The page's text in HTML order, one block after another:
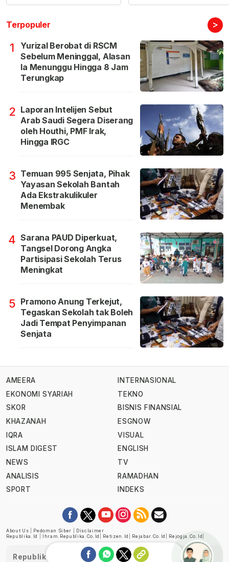
Terpopuler >
1
Yurizal Berobat di RSCM
Sebelum Meninggal, Alasan
Ia Menunggu Hingga 8 Jam
Terungkap
2 Laporan Intelijen Sebut
Arab Saudi Segera Diserang
oleh Houthi, PMF Irak,
Hingga IRGC
3 Temuan 995 Senjata, Pihak
Yayasan Sekolah Bantah
Ada Ekstrakulikuler
Menembak
4 Sarana PAUD Diperkuat,
Tangsel Dorong Angka
Partisipasi Sekolah Terus
Meningkat
5 Pramono Anung Terkejut,
Tegaskan Sekolah tak Boleh
Jadi Tempat Penyimpanan
Senjata
AMEERA
EKONOMI SYARIAH
SKOR
KHAZANAH
IQRA
ISLAM DIGEST
NEWS
ANALISIS
SPORT
INTERNASIONAL
TEKNO
BISNIS FINANSIAL
ESGNOW
VISUAL
ENGLISH
TV
RAMADHAN
INDEKS
About Us Pedoman Siber
Disclaimer
Republika.id
Ihram.republika.co.id Retizen.id Rejabar.co.id Rejogja.co.id
Republika telah diverifikasi oleh Dewan Pers